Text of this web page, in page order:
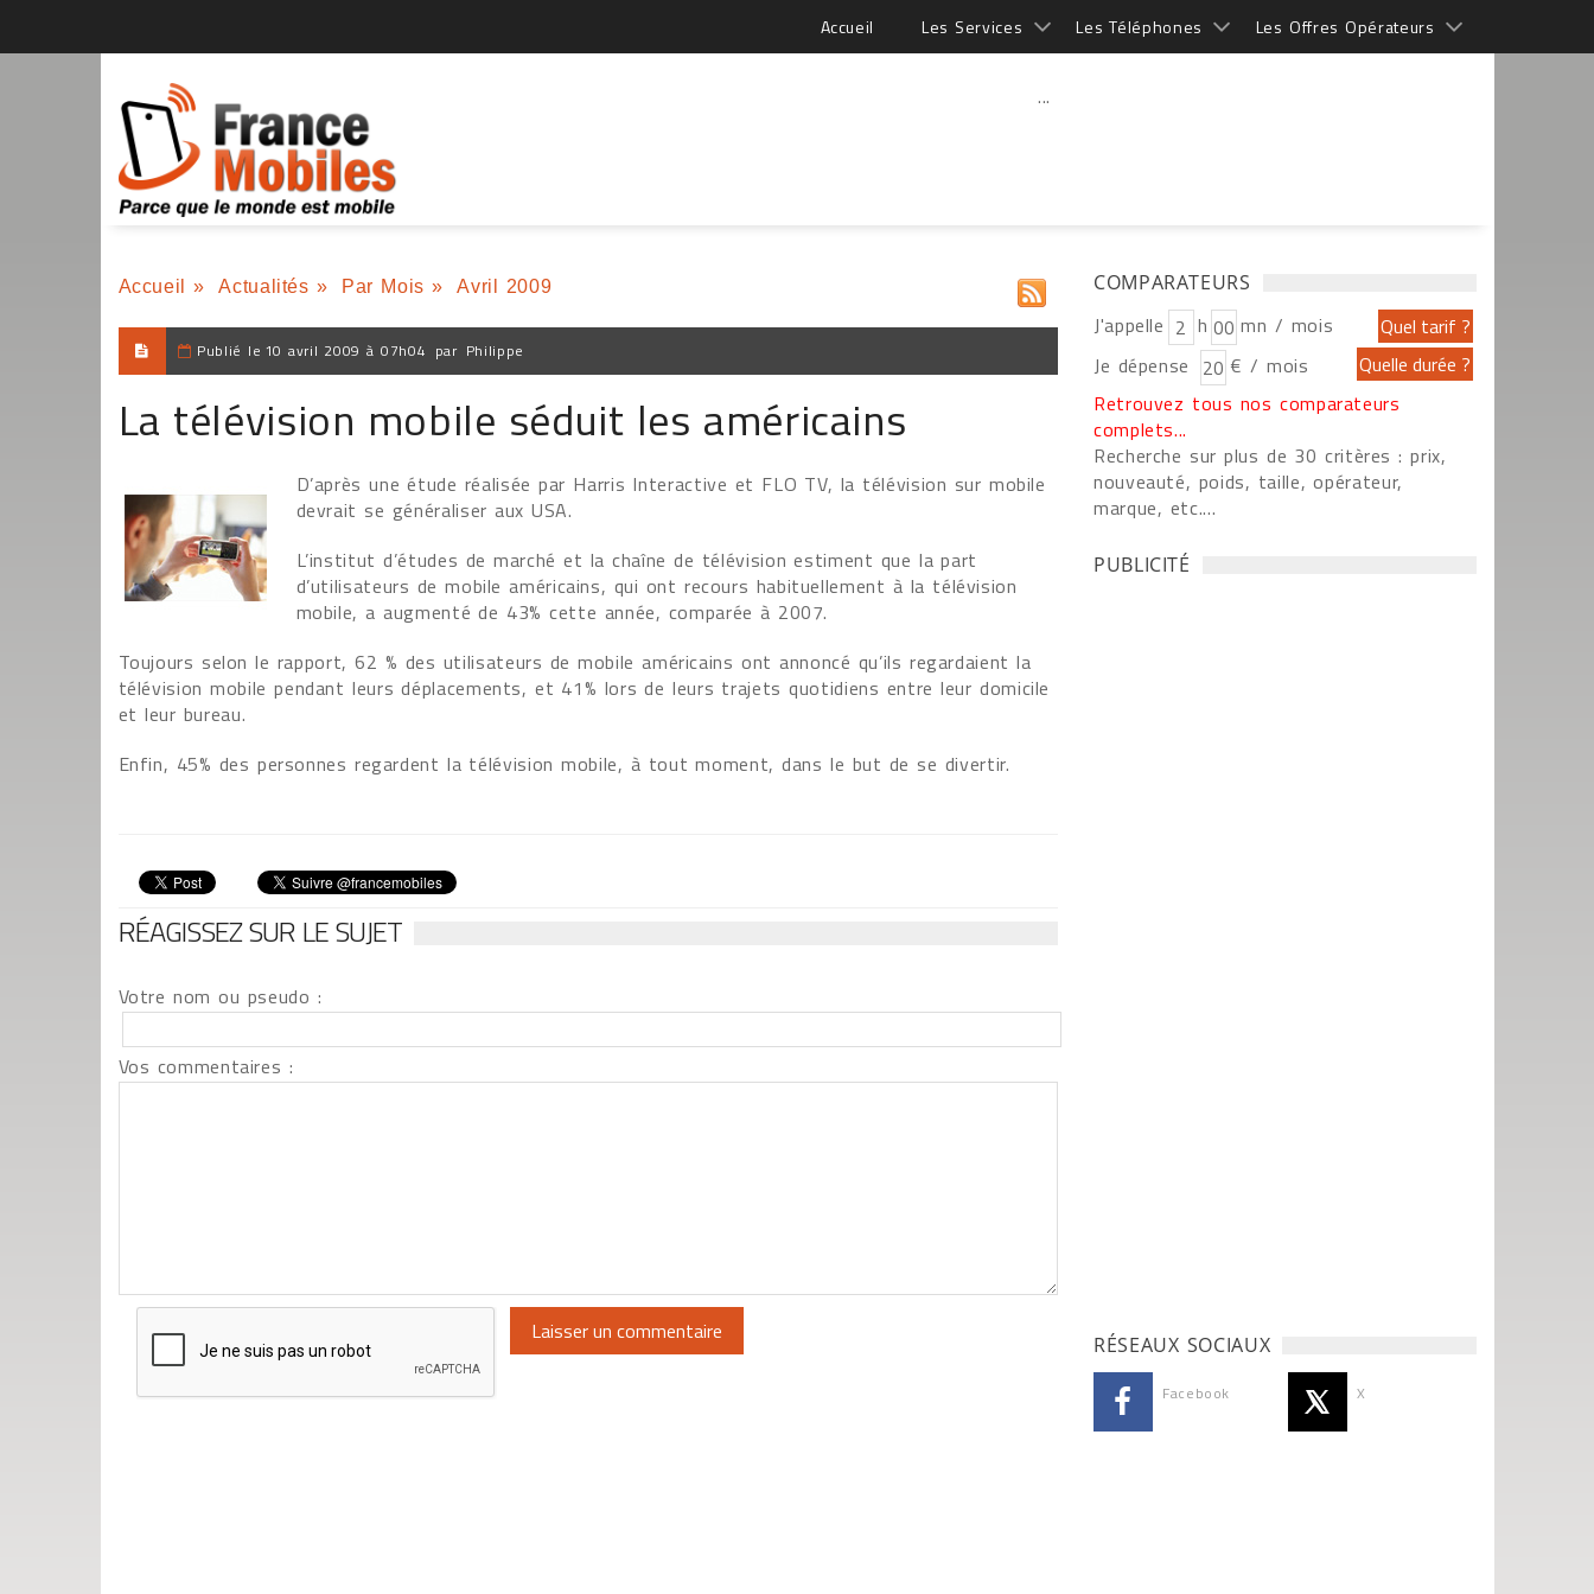
Accueil Les Services Les Téléphones Les Offres Opérateurs
...
Accueil » Actualités » Par Mois » Avril 2009
Publié le 10 avril 2009 à 07h04 par Philippe
La télévision mobile séduit les américains
D’après une étude réalisée par Harris Interactive et FLO TV, la télévision sur mobile
devrait se généraliser aux USA.
L’institut d’études de marché et la chaîne de télévision estiment que la part
d’utilisateurs de mobile américains, qui ont recours habituellement à la télévision
mobile, a augmenté de 43% cette année, comparée à 2007.
Toujours selon le rapport, 62 % des utilisateurs de mobile américains ont annoncé qu’ils regardaient la
télévision mobile pendant leurs déplacements, et 41% lors de leurs trajets quotidiens entre leur domicile
et leur bureau.
Enfin, 45% des personnes regardent la télévision mobile, à tout moment, dans le but de se divertir.
RÉAGISSEZ SUR LE SUJET
Votre nom ou pseudo :
Vos commentaires :
COMPARATEURS
J'appelle h
mn / mois
Je dépense
€ / mois
Retrouvez tous nos comparateurs
complets...
Recherche sur plus de 30 critères : prix,
nouveauté, poids, taille, opérateur,
marque, etc....
PUBLICITÉ
RÉSEAUX SOCIAUX
Facebook X